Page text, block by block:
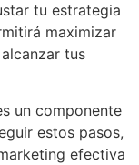
tu estrategia
maximizar
tus
un componente
estos pasos,
efectiva